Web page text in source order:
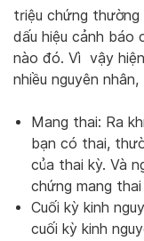
triệu chứng thường
dấu hiệu cảnh báo
nào đó. Vì vậy
nhiều nguyên
Mang thai: Ra
bạn có thai,
của thai kỳ. Và
chứng mang
Cuối kỳ kinh
cuối kỳ kinh